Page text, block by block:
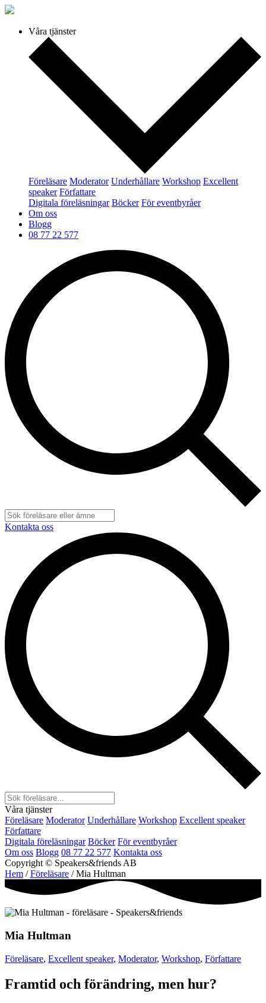
Våra tjänster
Föreläsare Moderator Underhållare Workshop Excellent
speaker Författare
Digitala föreläsningar Böcker För eventbyråer
Om oss
Blogg
08 77 22 577
Kontakta oss
Våra tjänster
Föreläsare Moderator Underhållare Workshop Excellent speaker
Författare
Digitala föreläsningar Böcker För eventbyråer
Om oss Blogg 08 77 22 577 Kontakta oss
Copyright © Speakers&friends AB
Hem /Föreläsare / Mia Hultman
Mia Hultman
Föreläsare, Excellent speaker, Moderator, Workshop, Författare
Framtid och förändring, men hur?